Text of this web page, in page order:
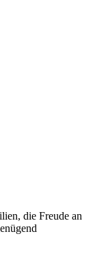
die Freude an